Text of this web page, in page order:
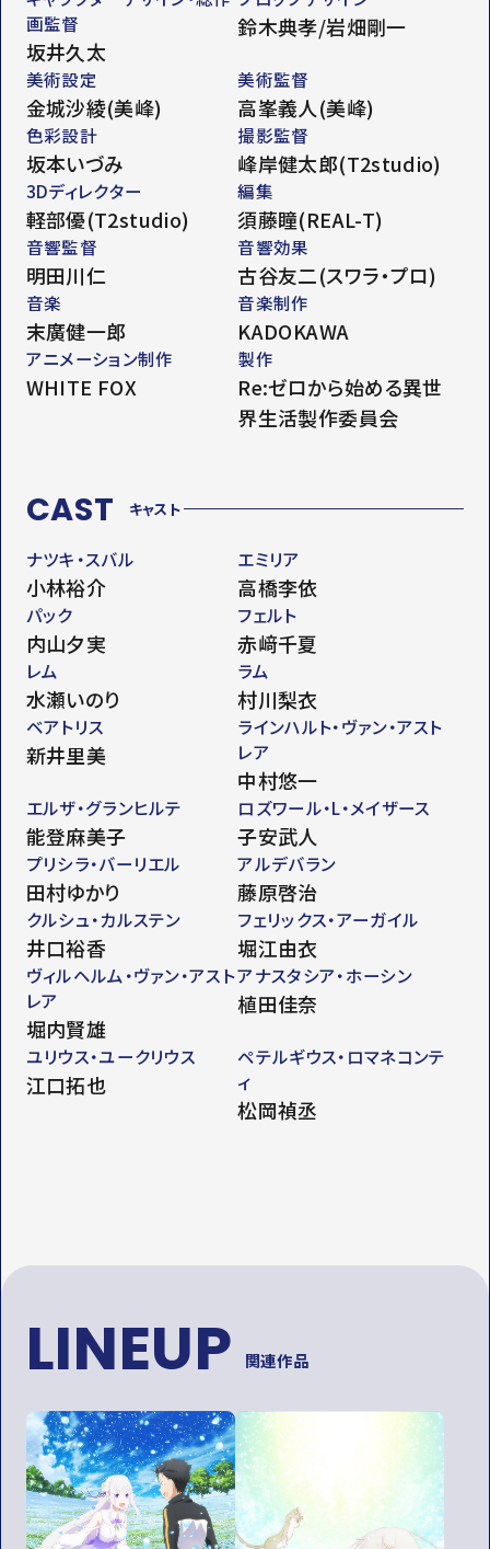
画監督
坂井久太
鈴木典孝/岩畑剛一
美術設定
金城沙綾(美峰)
美術監督
高峯義人(美峰)
色彩設計
坂本いづみ
撮影監督
峰岸健太郎(T2studio)
3Dディレクター
軽部優(T2studio)
編集
須藤瞳(REAL-T)
音響監督
明田川仁
音響効果
古谷友二(スワラ・プロ)
音楽
末廣健一郎
音楽制作
KADOKAWA
アニメーション制作
WHITE FOX
製作
Re:ゼロから始める異世
界生活製作委員会
CAST キャスト
ナツキ・スバル
小林裕介
エミリア
高橋李依
パック
内山夕実
フェルト
赤﨑千夏
レム
水瀬いのり
ラム
村川梨衣
ベアトリス
新井里美
ラインハルト・ヴァン・アスト
レア
中村悠一
エルザ・グランヒルテ
能登麻美子
ロズワール・L・メイザース
子安武人
プリシラ・バーリエル
田村ゆかり
アルデバラン
藤原啓治
クルシュ・カルステン
井口裕香
フェリックス・アーガイル
堀江由衣
ヴィルヘルム・ヴァン・アスト
レア
堀内賢雄
アナスタシア・ホーシン
植田佳奈
ユリウス・ユークリウス
江口拓也
ペテルギウス・ロマネコンテ
ィ
松岡禎丞
LINEUP 関連作品